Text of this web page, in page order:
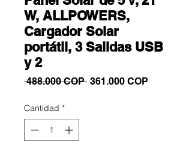
W, ALLPOWERS,
Cargador Solar
portátil, 3 Salidas USB
y 2
488.000 COP Precio
361.000 COP
Cantidad *